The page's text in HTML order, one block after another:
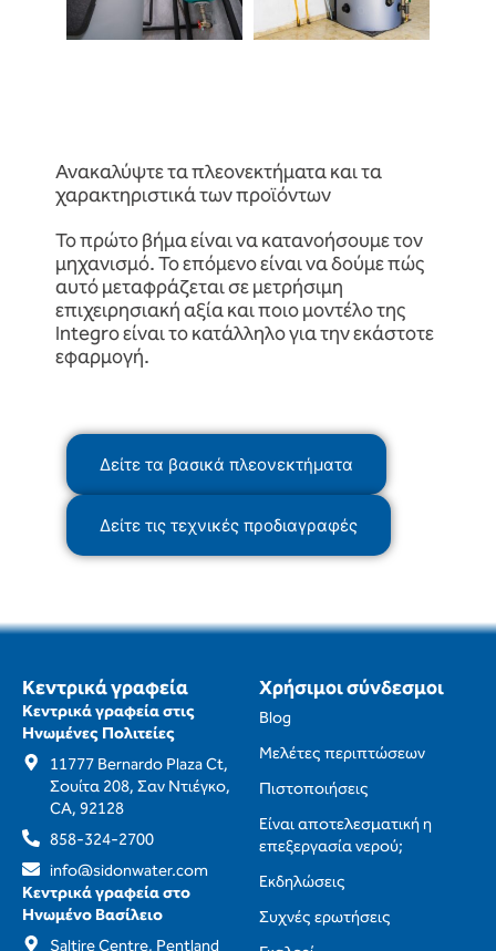
Ανακαλύψτε τα πλεονεκτήματα και τα
χαρακτηριστικά των προϊόντων
Το πρώτο βήμα είναι να κατανοήσουμε τον
μηχανισμό. Το επόμενο είναι να δούμε πώς
αυτό μεταφράζεται σε μετρήσιμη
επιχειρησιακή αξία και ποιο μοντέλο της
Integro είναι το κατάλληλο για την εκάστοτε
εφαρμογή.
Δείτε τα βασικά πλεονεκτήματα
Δείτε τις τεχνικές προδιαγραφές
Κεντρικά γραφεία
Κεντρικά γραφεία στις
Ηνωμένες Πολιτείες
11777 Bernardo Plaza Ct,
Σουίτα 208, Σαν Ντιέγκο,
CA, 92128
858-324-2700
info@sidonwater.com
Κεντρικά γραφεία στο
Ηνωμένο Βασίλειο
Χρήσιμοι σύνδεσμοι
Blog
Μελέτες περιπτώσεων
Πιστοποιήσεις
Είναι αποτελεσματική η
επεξεργασία νερού;
Εκδηλώσεις
Συχνές ερωτήσεις